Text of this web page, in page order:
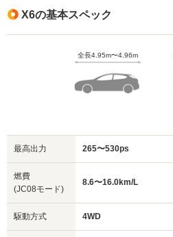
X6の基本スペック
全長4.95m〜4.96m
最高出力 265〜530ps
燃費
(JC08モード)
8.6〜16.0km/L
駆動方式 4WD